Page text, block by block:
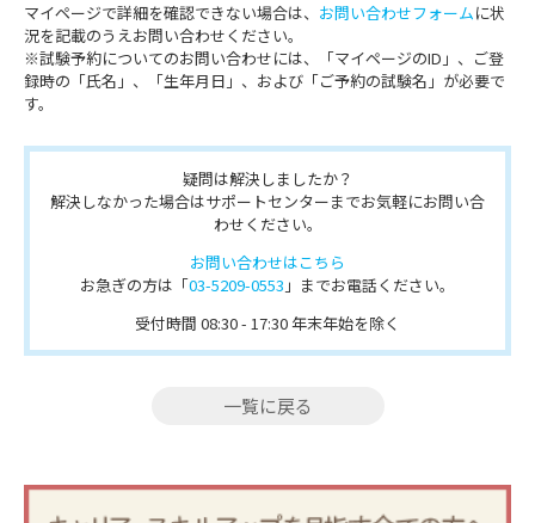
マイページで詳細を確認できない場合は、 お問い合わせフォームに状
況を記載のうえお問い合わせください。
※試験予約についてのお問い合わせには、「マイページのID」、ご登
録時の「氏名」、「生年月日」、および「ご予約の試験名」が必要で
す。
疑問は解決しましたか？
解決しなかった場合はサポートセンターまでお気軽にお問い合
わせください。
お問い合わせはこちら
お急ぎの方は「03-5209-0553 」までお電話ください。
受付時間 08:30 - 17:30 年末年始を除く
一覧に戻る